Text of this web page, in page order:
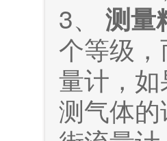
3、 测量
个等级
量计，
测气体